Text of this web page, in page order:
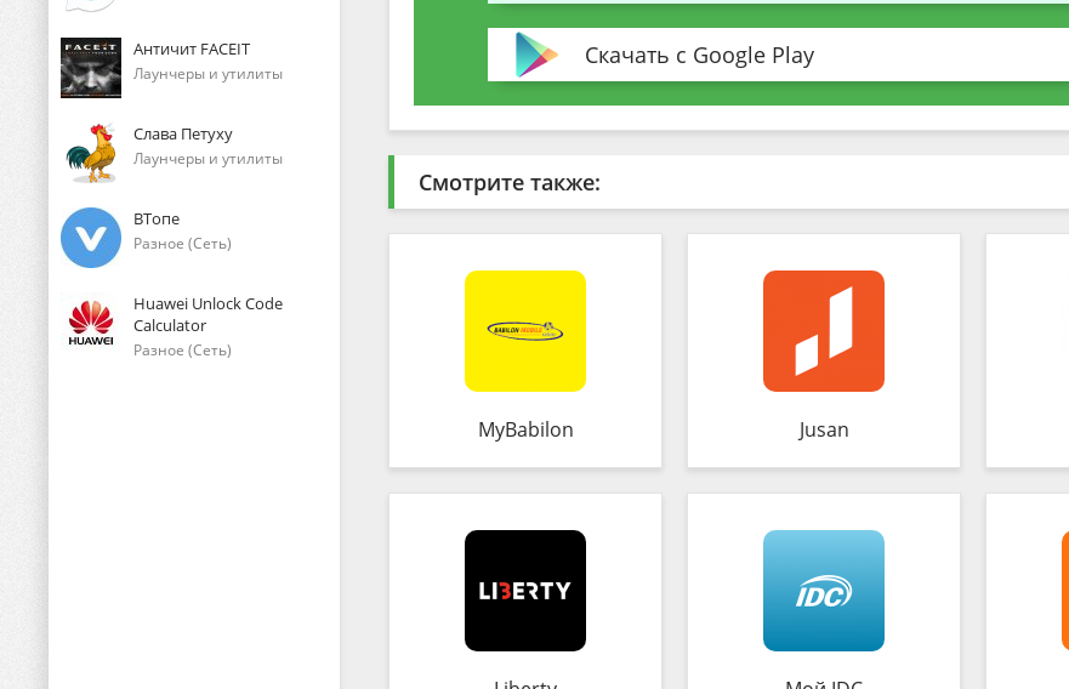
Античит FACEIT
Лаунчеры и утилиты
Слава Петуху
Лаунчеры и утилиты
ВТопе
Разное (Сеть)
Huawei Unlock Code
Calculator
Разное (Сеть)
Скачать с Google Play
Смотрите также:
MyBabilon Jusan